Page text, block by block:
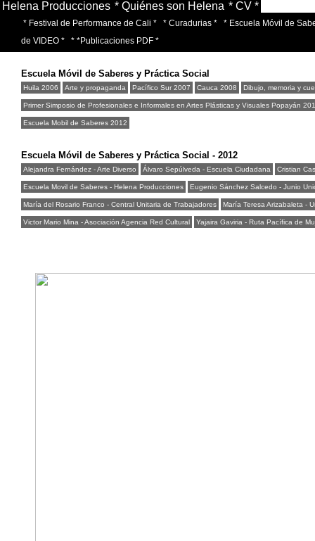
Helena Producciones * Quiénes son Helena * CV *
* Festival de Performance de Cali * * Curadurias *
* Escuela Móvil de
de VIDEO *
* *Publicaciones PDF *
Escuela Móvil de Saberes y Práctica Social
Huila 2006 Arte y propaganda Pacífico Sur 2007 Cauca 2008 Dibujo, memoria y
Primer Simposio de Profesionales e Informales en Artes Plásticas y Visuales Popayán
Escuela Mobil de Saberes 2012
Escuela Móvil de Saberes y Práctica Social - 2012
Alejandra Fernández - Arte Diverso Álvaro Sepúlveda - Escuela Ciudadana Cristian
Escuela Movil de Saberes - Helena Producciones Eugenio Sánchez Salcedo - Junio
María del Rosario Franco - Central Unitaria de Trabajadores María Teresa Arizabaleta -
Victor Mario Mina - Asociación Agencia Red Cultural Yajaira Gaviria - Ruta Pacífica de